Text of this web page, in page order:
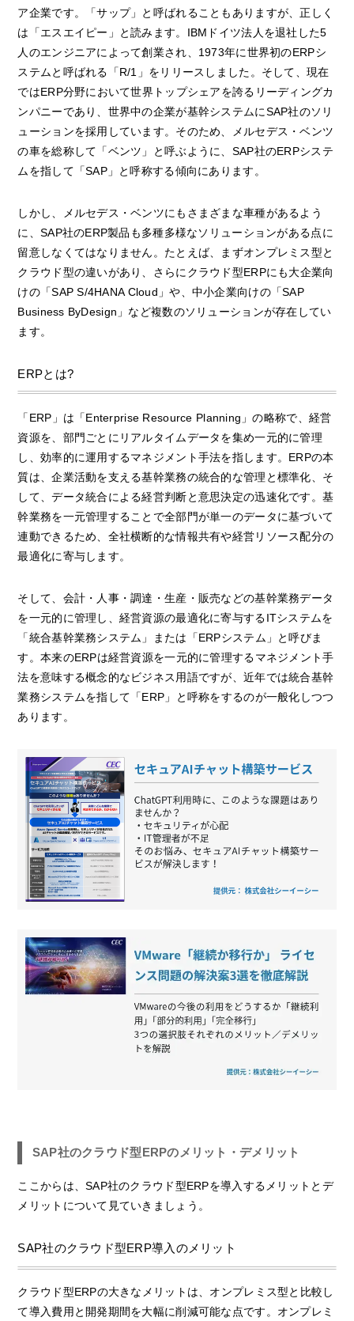
ア企業です。「サップ」と呼ばれることもありますが、正しく
は「エスエイピー」と読みます。IBMドイツ法人を退社した5
人のエンジニアによって創業され、1973年に世界初のERPシ
ステムと呼ばれる「R/1」をリリースしました。そして、現在
ではERP分野において世界トップシェアを誇るリーディングカ
ンパニーであり、世界中の企業が基幹システムにSAP社のソリ
ューションを採用しています。そのため、メルセデス・ベンツ
の車を総称して「ベンツ」と呼ぶように、SAP社のERPシステ
ムを指して「SAP」と呼称する傾向にあります。
しかし、メルセデス・ベンツにもさまざまな車種があるよう
に、SAP社のERP製品も多種多様なソリューションがある点に
留意しなくてはなりません。たとえば、まずオンプレミス型と
クラウド型の違いがあり、さらにクラウド型ERPにも大企業向
けの「SAP S/4HANA Cloud」や、中小企業向けの「SAP
Business ByDesign」など複数のソリューションが存在してい
ます。
ERPとは?
「ERP」は「Enterprise Resource Planning」の略称で、経営
資源を、部門ごとにリアルタイムデータを集め一元的に管理
し、効率的に運用するマネジメント手法を指します。ERPの本
質は、企業活動を支える基幹業務の統合的な管理と標準化、そ
して、データ統合による経営判断と意思決定の迅速化です。基
幹業務を一元管理することで全部門が単一のデータに基づいて
連動できるため、全社横断的な情報共有や経営リソース配分の
最適化に寄与します。
そして、会計・人事・調達・生産・販売などの基幹業務データ
を一元的に管理し、経営資源の最適化に寄与するITシステムを
「統合基幹業務システム」または「ERPシステム」と呼びま
す。本来のERPは経営資源を一元的に管理するマネジメント手
法を意味する概念的なビジネス用語ですが、近年では統合基幹
業務システムを指して「ERP」と呼称をするのが一般化しつつ
あります。
SAP社のクラウド型ERPのメリット・デメリット
ここからは、SAP社のクラウド型ERPを導入するメリットとデ
メリットについて見ていきましょう。
SAP社のクラウド型ERP導入のメリット
クラウド型ERPの大きなメリットは、オンプレミス型と比較し
て導入費用と開発期間を大幅に削減可能な点です。オンプレミ